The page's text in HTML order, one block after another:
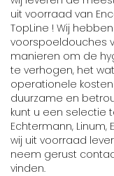
uit voorraad van
TopLine ! Wij
voorspoeldouches
manieren om de
te verhogen, het
operationele
duurzame en
kunt u een selectie
Echtermann, Linum,
wij uit voorraad
neem gerust
vinden.